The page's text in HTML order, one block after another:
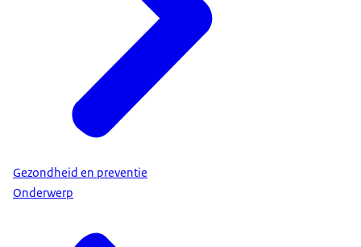
Gezondheid en preventie
Onderwerp